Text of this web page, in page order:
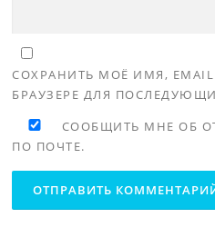
СОХРАНИТЬ МОЁ ИМЯ,
БРАУЗЕРЕ ДЛЯ
СООБЩИТЬ МНЕ ОБ
ПО ПОЧТЕ.